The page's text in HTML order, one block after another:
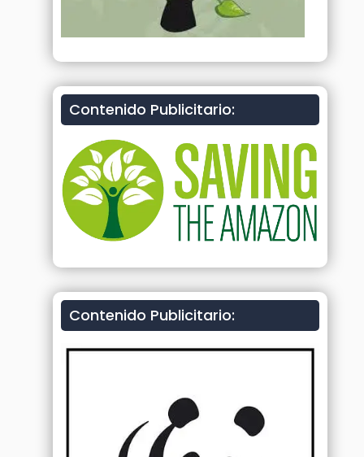
Contenido Publicitario:
Contenido Publicitario: